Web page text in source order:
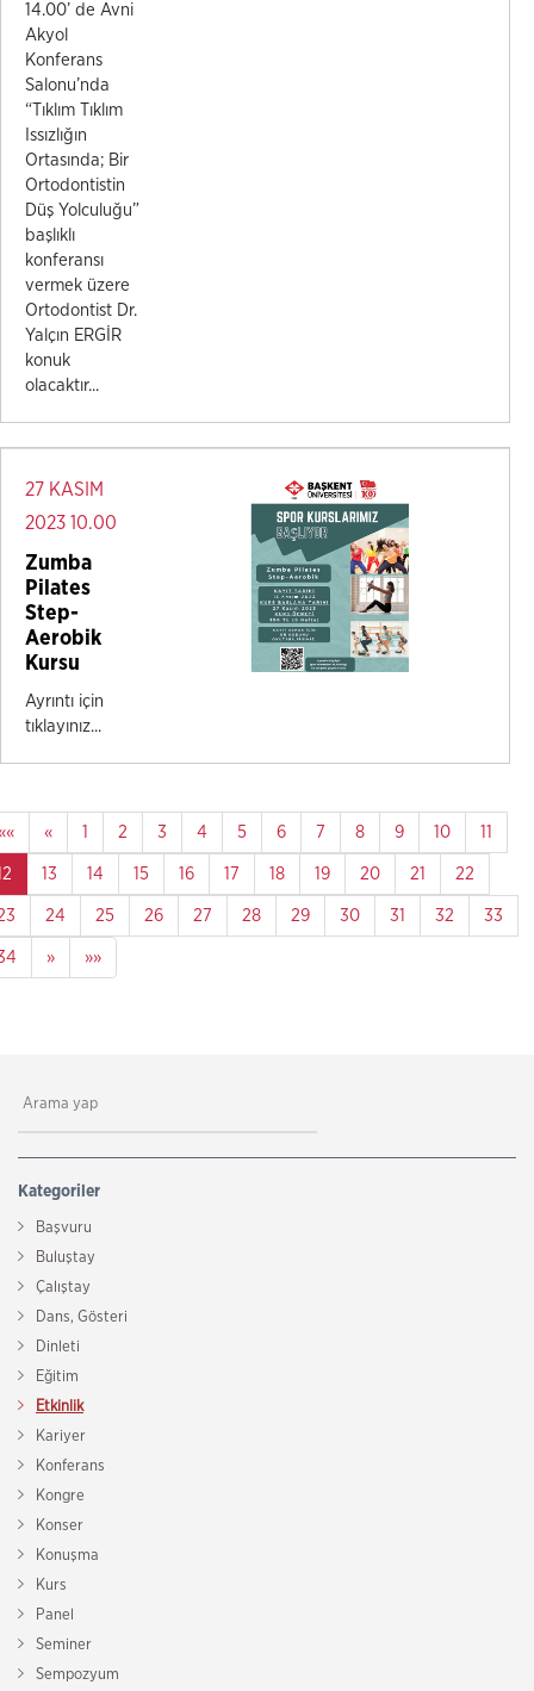
14.00’ de Avni
Akyol
Konferans
Salonu’nda
“Tıklım Tıklım
Issızlığın
Ortasında; Bir
Ortodontistin
Düş Yolculuğu”
başlıklı
konferansı
vermek üzere
Ortodontist Dr.
Yalçın ERGİR
konuk
olacaktır...
27 KASIM
2023 10.00
Zumba
Pilates
Step-
Aerobik
Kursu
Ayrıntı için
tıklayınız...
« 1 2 3 4 5 6 7 8 9 10 11
13 14 15 16 17 18 19 20 21 22
24 25 26 27 28 29 30 31 32 33
» »»
Kategoriler
Başvuru
Buluştay
Çalıştay
Dans, Gösteri
Dinleti
Eğitim
Etkinlik
Kariyer
Konferans
Kongre
Konser
Konuşma
Kurs
Panel
Seminer
Sempozyum